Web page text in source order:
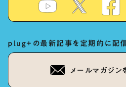
plug+の最新記事を定期的に配信
メールマガジン